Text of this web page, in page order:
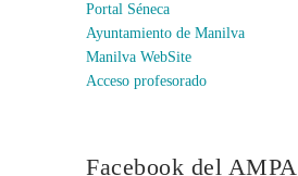
Portal Séneca
Ayuntamiento de Manilva
Manilva WebSite
Acceso profesorado
Facebook del AMPA